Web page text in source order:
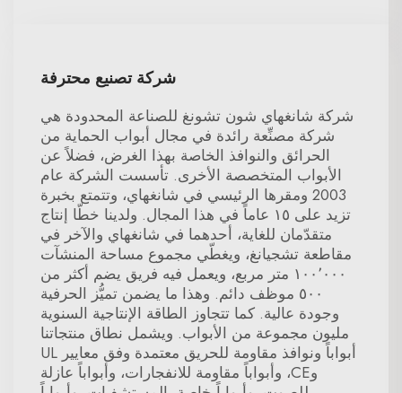
شركة تصنيع محترفة
شركة شانغهاي شون تشونغ للصناعة المحدودة هي
شركة مصنِّعة رائدة في مجال أبواب الحماية من
الحرائق والنوافذ الخاصة بهذا الغرض، فضلاً عن
الأبواب المتخصصة الأخرى. تأسست الشركة عام
2003 ومقرها الرئيسي في شانغهاي، وتتمتع بخبرة
تزيد على ١٥ عاماً في هذا المجال. ولدينا خطّا إنتاج
متقدّمان للغاية، أحدهما في شانغهاي والآخر في
مقاطعة تشجيانغ، ويغطّي مجموع مساحة المنشآت
١٠٠٬٠٠٠ متر مربع، ويعمل فيه فريق يضم أكثر من
٥٠٠ موظف دائم. وهذا ما يضمن تميُّز الحرفية
وجودة عالية. كما تتجاوز الطاقة الإنتاجية السنوية
مليون مجموعة من الأبواب. ويشمل نطاق منتجاتنا
أبواباً ونوافذ مقاومة للحريق معتمدة وفق معايير UL
وCE، وأبواباً مقاومة للانفجارات، وأبواباً عازلة